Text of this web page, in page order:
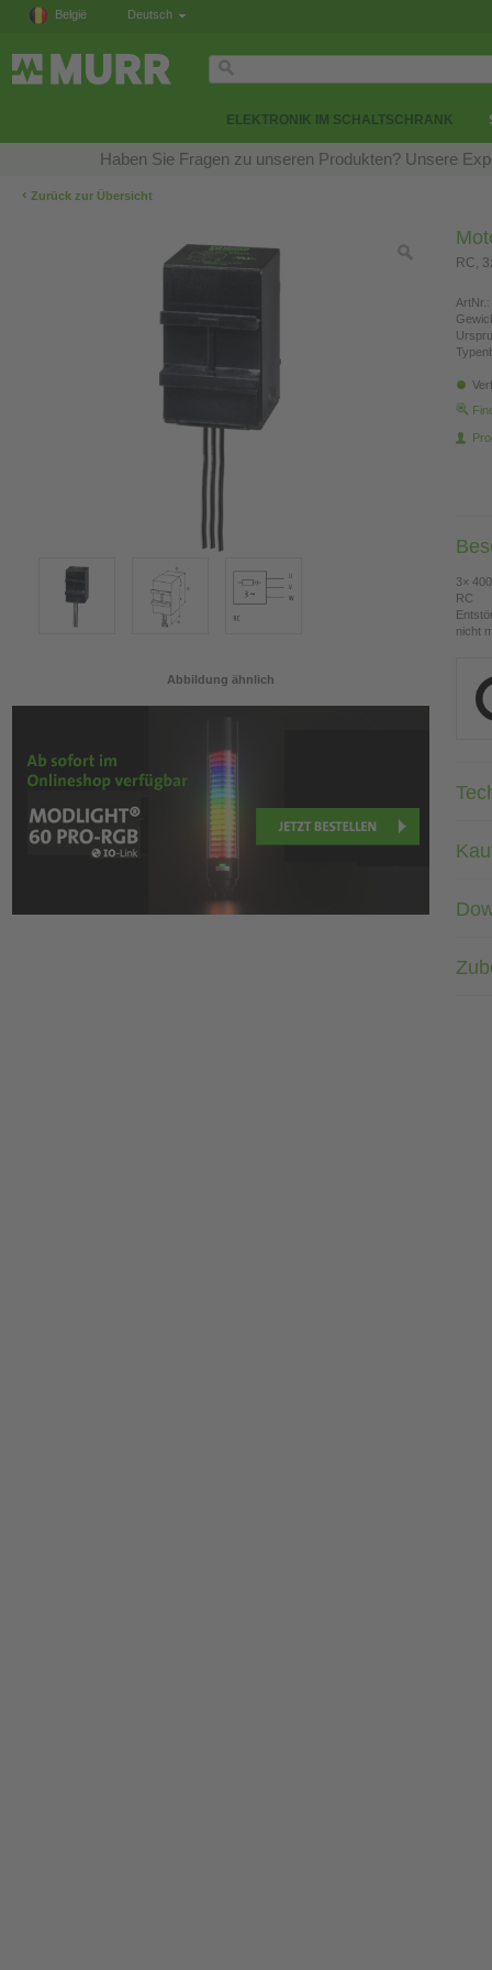
België Deutsch
ELEKTRONIK IM SCHALTSCHRANK
Haben Sie Fragen zu unseren Produkten? Unsere
‹ Zurück zur Übersicht
Abbildung ähnlich
RC,
ArtNr.:
3×
RC
nicht